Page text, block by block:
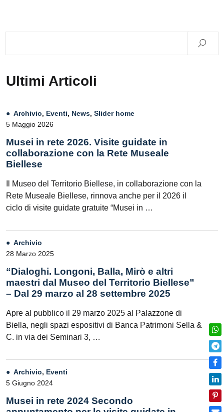
Ultimi Articoli
Archivio, Eventi, News, Slider home
5 Maggio 2026
Musei in rete 2026. Visite guidate in
collaborazione con la Rete Museale
Biellese
Il Museo del Territorio Biellese, in collaborazione con la
Rete Museale Biellese, rinnova anche per il 2026 il
ciclo di visite guidate gratuite “Musei in …
Archivio
28 Marzo 2025
“Dialoghi. Longoni, Balla, Mirò e altri
maestri dal Museo del Territorio Biellese”
– Dal 29 marzo al 28 settembre 2025
Apre al pubblico il 29 marzo 2025 al Palazzone di
Biella, negli spazi espositivi di Banca Patrimoni Sella &
C. in via dei Seminari 3, …
Archivio, Eventi
5 Giugno 2024
Musei in rete 2024 Secondo